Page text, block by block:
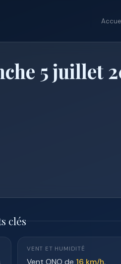
5 juillet
clés
VENT ET HUMIDITÉ
Vent ONO de 16 km/h,